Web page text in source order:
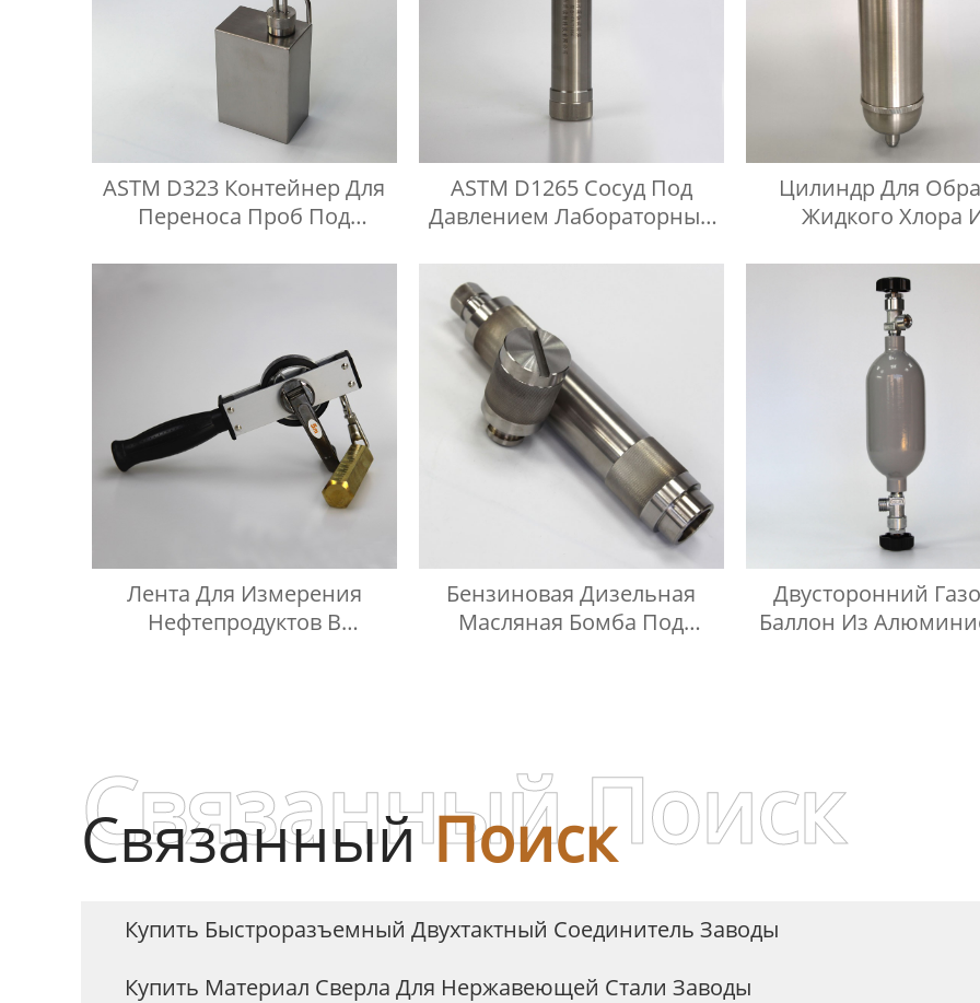
ASTM D323 Контейнер Для
Переноса Проб Под
ASTM D1265 Сосуд Под
Давлением Лабораторный
Контейнер Для Проб
Цилиндр Для
Жидкого Хлора
Лента Для Измерения
Нефтепродуктов В
Бензиновая Дизельная
Масляная Бомба Под
Двусторонний
Баллон Из
СвязанныйПоиск
Связанный Поиск
Купить Быстроразъемный Двухтактный Соединитель Заводы
Купить Материал Сверла Для Нержавеющей Стали Заводы